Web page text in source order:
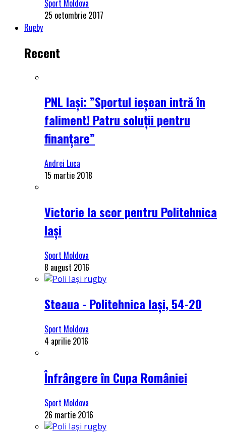
Sport Moldova
25 octombrie 2017
Rugby
Recent
PNL Iași: ”Sportul ieșean intră în
faliment! Patru soluții pentru
finanțare”
Andrei Luca
15 martie 2018
Victorie la scor pentru Politehnica
Iași
Sport Moldova
8 august 2016
Steaua - Politehnica Iași, 54-20
Sport Moldova
4 aprilie 2016
Înfrângere în Cupa României
Sport Moldova
26 martie 2016